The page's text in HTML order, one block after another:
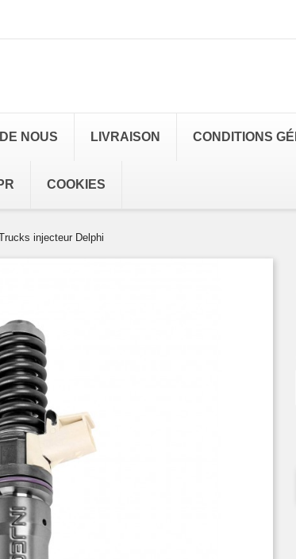
NOUS LIVRAISON CONDITIONS
COOKIES
injecteur Delphi